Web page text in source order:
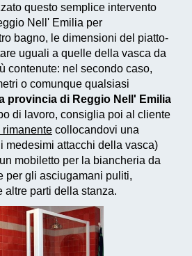
questo semplice intervento
Nell' Emilia per
bagno, le dimensioni del piatto-
uguali a quelle della vasca da
contenute: nel secondo caso,
o comunque qualsiasi
provincia di Reggio Nell' Emilia
di lavoro, consiglia poi al cliente
rimanente collocandovi una
medesimi attacchi della vasca)
mobiletto per la biancheria da
per gli asciugamani puliti,
altre parti della stanza.